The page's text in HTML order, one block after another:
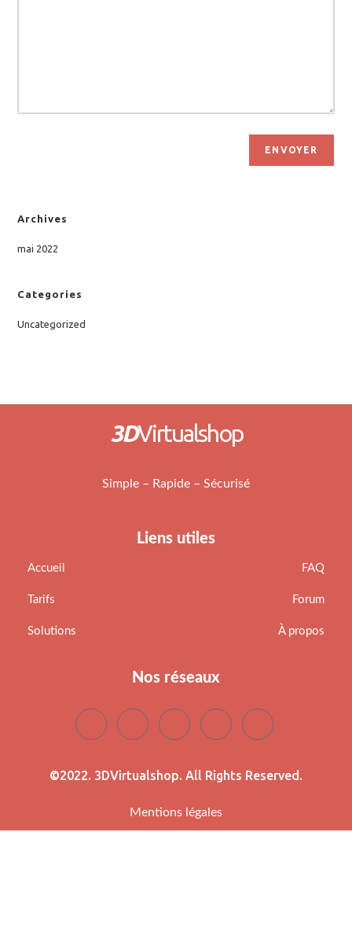
ENVOYER
Archives
mai 2022
Categories
Uncategorized
3DVirtualshop
Simple – Rapide – Sécurisé
Liens utiles
Accueil
Tarifs
Solutions
FAQ
Forum
À propos
Nos réseaux
©2022. 3DVirtualshop. All Rights Reserved.
Mentions légales